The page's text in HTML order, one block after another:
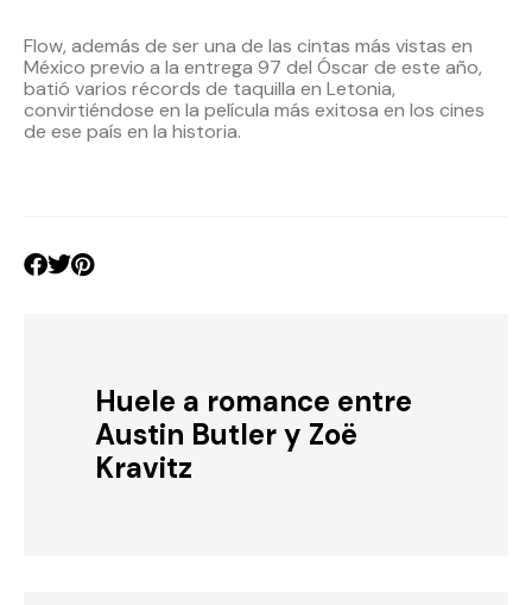
Flow, además de ser una de las cintas más vistas en
México previo a la entrega 97 del Óscar de este año,
batió varios récords de taquilla en Letonia,
convirtiéndose en la película más exitosa en los cines
de ese país en la historia.
Huele a romance entre
Austin Butler y Zoë
Kravitz